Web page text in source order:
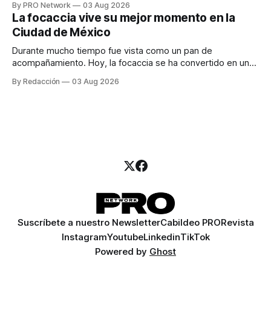
para los textos, alguien que supiera de publicidad digital
para encontrar prospectos, un vendedor para atender
llamadas y mensajes, y —con suerte— una persona
By PRO Network 03 Aug 2026
La focaccia vive su mejor momento en la
Ciudad de México
Durante mucho tiempo fue vista como un pan de
acompañamiento. Hoy, la focaccia se ha convertido en uno
artesanal, ingredientes de calidad y experiencias que
By Redacción 03 Aug 2026
Suscríbete a nuestro NewsletterCabildeo PRORevista
InstagramYoutubeLinkedinTikTok
Powered by Ghost